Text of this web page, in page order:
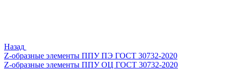
Назад
Z-образные элементы ППУ ПЭ ГОСТ 30732-2020
Z-образные элементы ППУ ОЦ ГОСТ 30732-2020